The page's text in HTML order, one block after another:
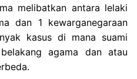
melibatkan antara lelaki
dan 1 kewarganegaraan
kasus di mana suami
agama dan atau